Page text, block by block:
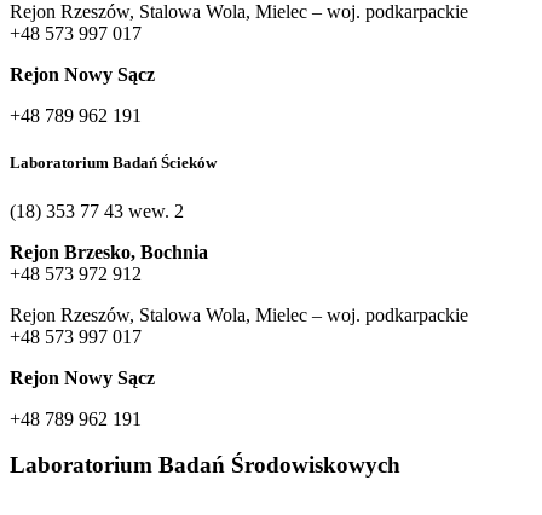
Rejon Rzeszów, Stalowa Wola, Mielec – woj. podkarpackie
+48 573 997 017
Rejon Nowy Sącz
+48 789 962 191
Laboratorium Badań Ścieków
(18) 353 77 43 wew. 2
Rejon Brzesko, Bochnia
+48 573 972 912
Rejon Rzeszów, Stalowa Wola, Mielec – woj. podkarpackie
+48 573 997 017
Rejon Nowy Sącz
+48 789 962 191
Laboratorium Badań Środowiskowych